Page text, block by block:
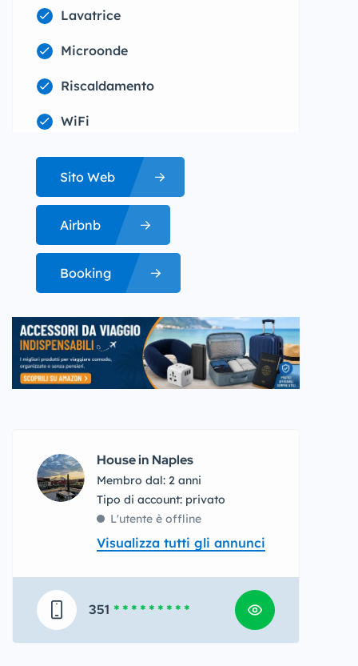
Lavatrice
Microonde
Riscaldamento
WiFi
Sito Web
Airbnb
Booking
House in Naples
Membro dal: 2 anni
tipo di account: privato
L'utente è offline
Visualizza tutti gli annunci
351 * * * * * * * * *